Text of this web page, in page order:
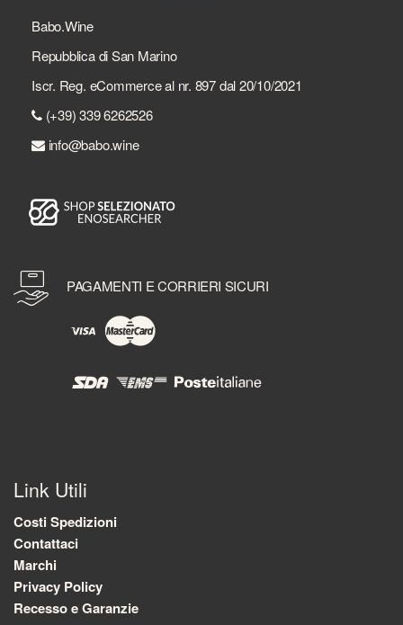
Babo.Wine
Repubblica di San Marino
Iscr. Reg. eCommerce al nr. 897 dal 20/10/2021
(+39) 339 6262526
info@babo.wine
PAGAMENTI E CORRIERI SICURI
Link Utili
Costi Spedizioni
Contattaci
Marchi
Privacy Policy
Recesso e Garanzie